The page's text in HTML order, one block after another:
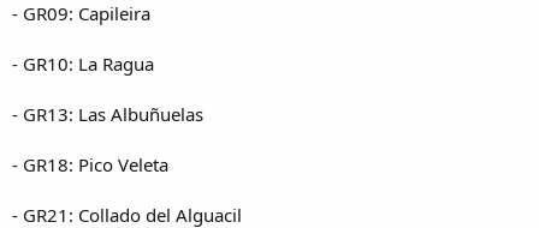
- GR09: Capileira
- GR10: La Ragua
- GR13: Las Albuñuelas
- GR18: Pico Veleta
- GR21: Collado del Alguacil